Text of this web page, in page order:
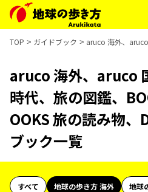
TOP ガイドブック aruco 海外、
aruco 海外、aruco
時代、旅の図鑑、
OOKS 旅の読み物
ブック一覧
すべて 地球の歩き方 海外
地球